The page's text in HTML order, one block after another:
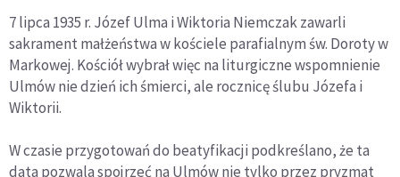
7 lipca 1935 r. Józef Ulma i Wiktoria Niemczak zawarli
sakrament małżeństwa w kościele parafialnym św. Doroty w
Markowej. Kościół wybrał więc na liturgiczne wspomnienie
Ulmów nie dzień ich śmierci, ale rocznicę ślubu Józefa i
Wiktorii.
W czasie przygotowań do beatyfikacji podkreślano, że ta
data pozwala spojrzeć na Ulmów nie tylko przez pryzmat